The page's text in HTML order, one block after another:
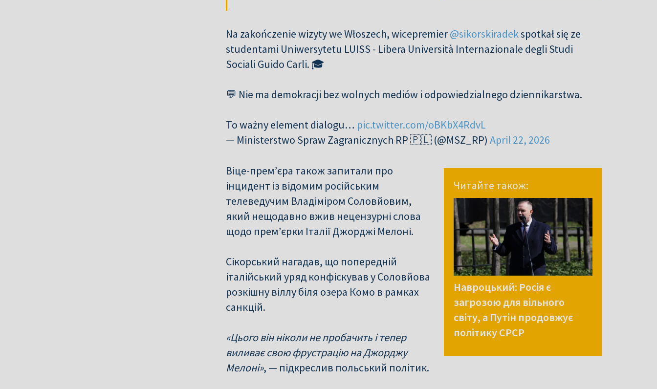
Na zakończenie wizyty we Włoszech, wicepremier@sikorskiradekspotkał się ze
studentami Uniwersytetu LUISS - Libera Università Internazionale degli Studi
Sociali Guido Carli. 🎓
💬 Nie ma demokracji bez wolnych mediów i odpowiedzialnego dziennikarstwa.
To ważny element dialogu… pic.twitter.com/oBKbX4RdvL
— Ministerstwo Spraw Zagranicznych RP 🇵🇱 (@MSZ_RP) April 22, 2026
Читайте також:
Навроцький: Росія є
загрозою для вільного
світу, а Путін продовжує
політику СРСР
Віце-прем’єра також запитали про
інцидент із відомим російським
телеведучим Владіміром Соловйовим,
який нещодавно вжив нецензурні слова
щодо прем’єрки Італії Джорджі Мелоні.
Сікорський нагадав, що попередній
італійський уряд конфіскував у Соловйова
розкішну віллу біля озера Комо в рамках
санкцій.
«Цього він ніколи не пробачить і тепер
виливає свою фрустрацію на Джорджу
Мелоні», — підкреслив польський політик.